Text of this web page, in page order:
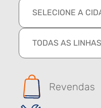
SELECIONE A
TODAS AS LINHAS
Revendas